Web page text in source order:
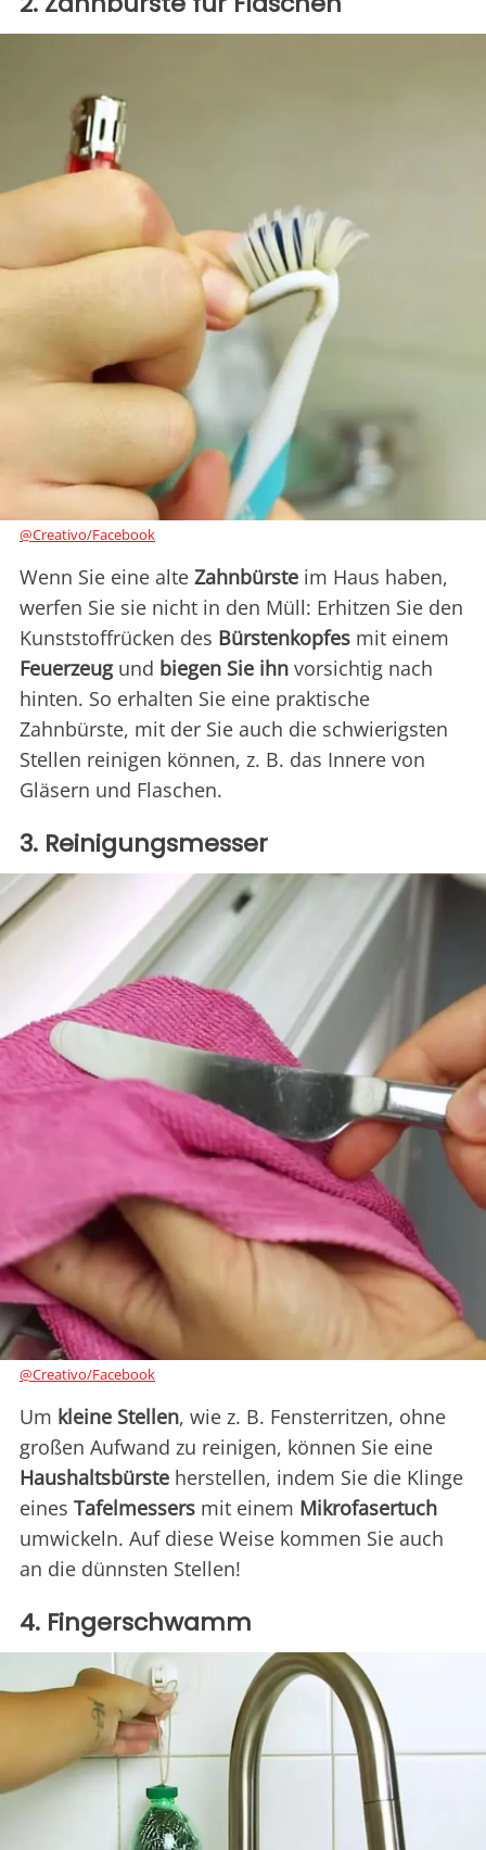
@Creativo/Facebook
Wenn Sie eine alte Zahnbürste im Haus haben,
werfen Sie sie nicht in den Müll: Erhitzen Sie den
Kunststoffrücken des Bürstenkopfes mit einem
Feuerzeugund biegen Sie ihn vorsichtig nach
hinten. So erhalten Sie eine praktische
Zahnbürste, mit der Sie auch die schwierigsten
Stellen reinigen können, z. B. das Innere von
Gläsern und Flaschen.
3. Reinigungsmesser
@Creativo/Facebook
Um kleine Stellen, wie z. B. Fensterritzen, ohne
großen Aufwand zu reinigen, können Sie eine
Haushaltsbürste herstellen, indem Sie die Klinge
eines Tafelmessers mit einem Mikrofasertuch
umwickeln. Auf diese Weise kommen Sie auch
an die dünnsten Stellen!
4. Fingerschwamm